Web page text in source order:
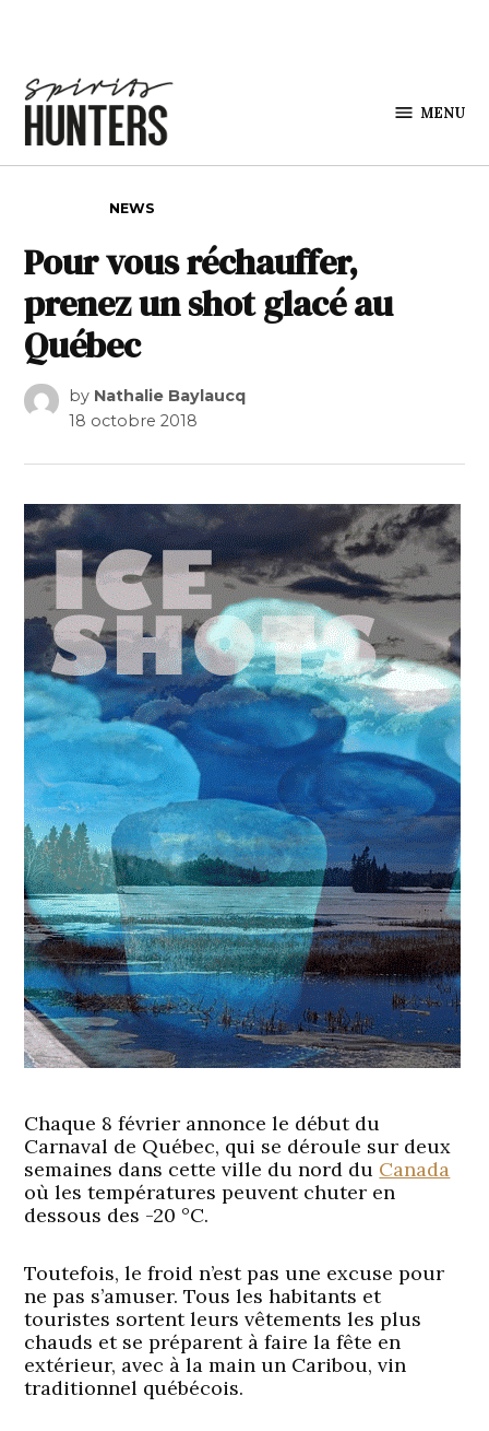
MENU
NEWS
Pour vous réchauffer,
prenez un shot glacé au
Québec
by Nathalie Baylaucq
18 octobre 2018
Chaque 8 février annonce le début du
Carnaval de Québec, qui se déroule sur deux
semaines dans cette ville du nord du Canada
où les températures peuvent chuter en
dessous des -20 °C.
Toutefois, le froid n’est pas une excuse pour
ne pas s’amuser. Tous les habitants et
touristes sortent leurs vêtements les plus
chauds et se préparent à faire la fête en
extérieur, avec à la main un Caribou, vin
traditionnel québécois.